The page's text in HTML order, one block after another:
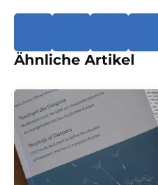
Ähnliche Artikel